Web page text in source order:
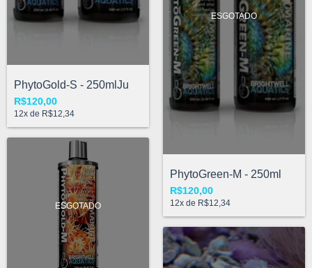
PhytoGold-S - 250mlJu
R$120,00
12x de R$12,34
ESGOTADO
PhytoGreen-M - 250ml
R$120,00
12x de R$12,34
ESGOTADO